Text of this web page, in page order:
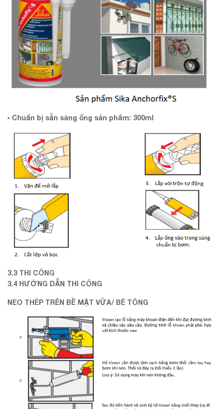
▪ Chuẩn bị sẵn sàng ống sản phẩm: 300ml
3.3 THI CÔNG
3.4 HƯỚNG DẪN THI CÔNG
NEO THÉP TRÊN BỀ MẶT VỮA/ BÊ TÔNG